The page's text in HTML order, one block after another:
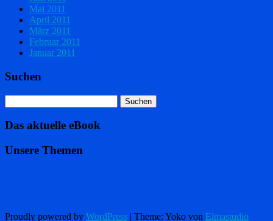
Mai 2011
April 2011
März 2011
Februar 2011
Januar 2011
Suchen
Das aktuelle eBook
Unsere Themen
Proudly powered by WordPress | Theme: Yoko von Elmastudio